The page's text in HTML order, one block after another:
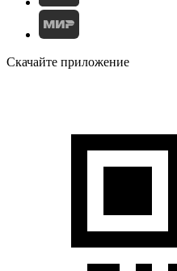
Скачайте приложение